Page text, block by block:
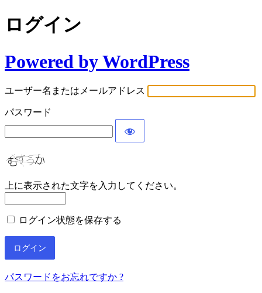
ログイン
Powered by WordPress
ユーザー名またはメールアドレス
パスワード
上に表示された文字を入力してください。
ログイン状態を保存する
パスワードをお忘れですか ?